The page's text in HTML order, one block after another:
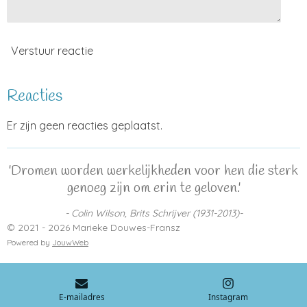
Verstuur reactie
Reacties
Er zijn geen reacties geplaatst.
'Dromen worden werkelijkheden voor hen die sterk
genoeg zijn om erin te geloven.'
- Colin Wilson, Brits Schrijver (1931-2013)-
© 2021 - 2026 Marieke Douwes-Fransz
Powered by JouwWeb
E-mailadres Instagram